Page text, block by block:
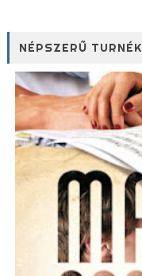
NÉPSZERŰ TURNÉK